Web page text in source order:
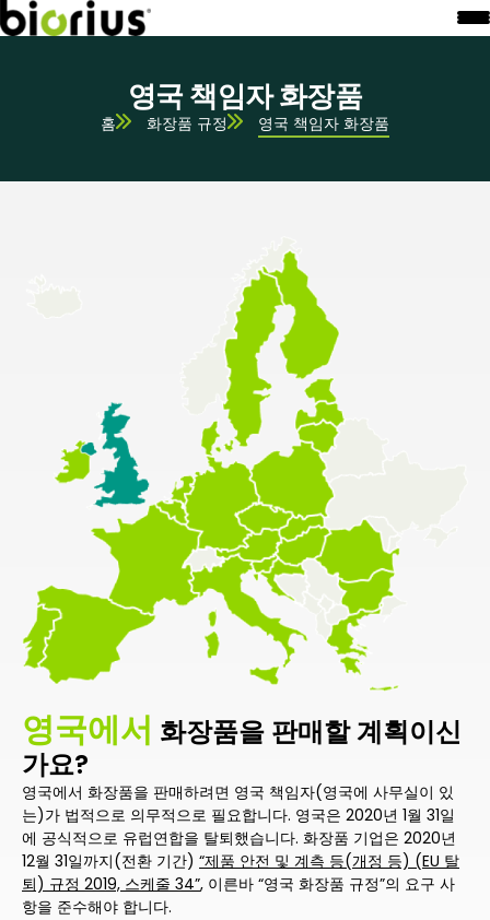
영국 책임자 화장품
홈 화장품 규정 영국 책임자 화장품
영국에서 화장품을 판매할 계획이신
가요?
영국에서 화장품을 판매하려면 영국 책임자(영국에 사무실이 있
는)가 법적으로 의무적으로 필요합니다. 영국은 2020년 1월 31일
에 공식적으로 유럽연합을 탈퇴했습니다. 화장품 기업은 2020년
12월 31일까지(전환 기간) “제품 안전 및 계측 등(개정 등) (EU 탈
퇴) 규정 2019, 스케줄 34”, 이른바 “영국 화장품 규정”의 요구 사
항을 준수해야 합니다.